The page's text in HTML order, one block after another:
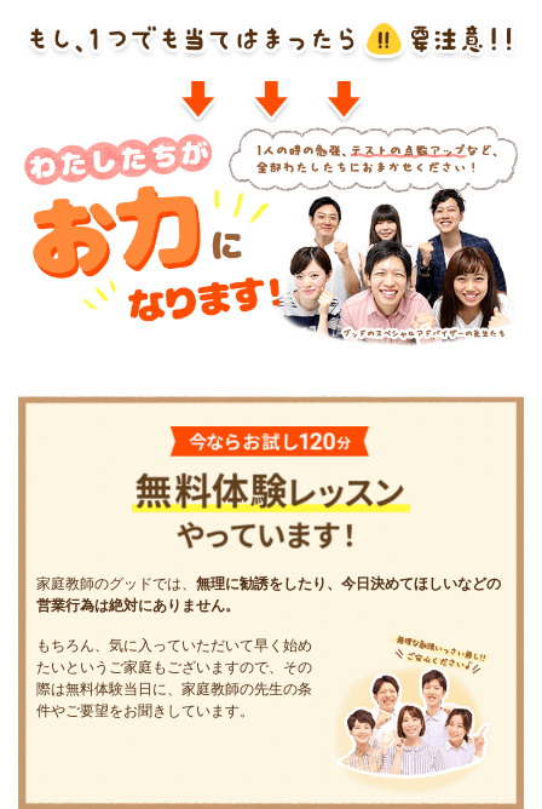
家庭教師のグッドでは、 無理に勧誘をしたり、今日決めてほしいなどの
営業行為は絶対にありません。
もちろん、気に入っていただいて早く始め
たいというご家庭もございますので、その
際は無料体験当日に、家庭教師の先生の条
件やご要望をお聞きしています。